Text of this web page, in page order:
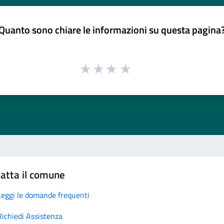
sono chiare le informazioni su questa
il comune
le domande frequenti
Assistenza